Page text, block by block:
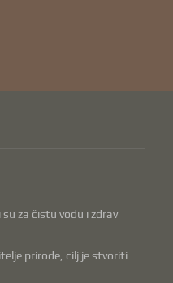
za čistu vodu i zdrav
prirode, cilj je stvoriti